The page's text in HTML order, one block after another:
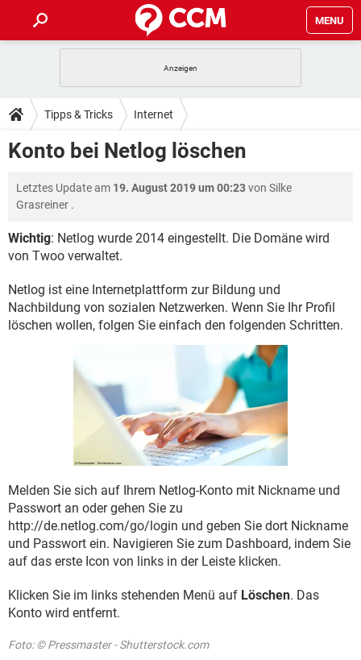
MENU
ANDROID
WINDOWS 10 INSTAGRAM
FACEBOOK
TIPPS & TRICKS
SPIELE
ANDROID IOS
WINDOWS 10 INSTAGRAM
FACEBOOK HARDWARE
DOWNLOADS
ANDROID
WHATSAPP
FACEBOOK HARDWARE
FORUM
ANDROID IOS
WHATSAPP TIKTOK
FACEBOOK HARDWARE
SPIELE
ANDROID
WINDOWS 10 INSTAGRAM
HARDWARE
Tipps & Tricks Internet
Konto bei Netlog löschen
Letztes Update am 19. August 2019 um 00:23von Silke
Grasreiner .
Wichtig: Netlog wurde 2014 eingestellt. Die Domäne wird
von Twoo verwaltet.
Netlog ist eine Internetplattform zur Bildung und
Nachbildung von sozialen Netzwerken. Wenn Sie Ihr Profil
löschen wollen, folgen Sie einfach den folgenden Schritten.
Melden Sie sich auf Ihrem Netlog-Konto mit Nickname und
Passwort an oder gehen Sie zu
http://de.netlog.com/go/login und geben Sie dort Nickname
und Passwort ein. Navigieren Sie zum Dashboard, indem Sie
auf das erste Icon von links in der Leiste klicken.
Klicken Sie im links stehenden Menü auf Löschen. Das
Konto wird entfernt.
Foto: © Pressmaster - Shutterstock.com